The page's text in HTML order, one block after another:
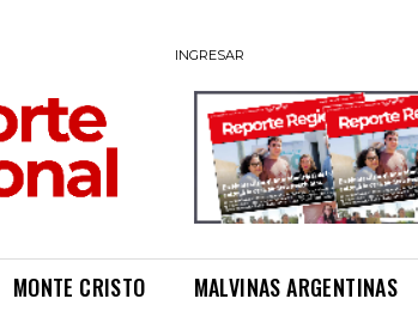
INGRESAR
MONTE CRISTO MALVINAS ARGENTINAS